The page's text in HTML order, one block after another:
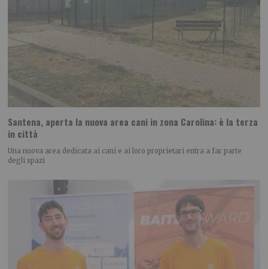
Santena, aperta la nuova area cani in zona Carolina: è la terza
in città
Una nuova area dedicata ai cani e ai loro proprietari entra a far parte
degli spazi